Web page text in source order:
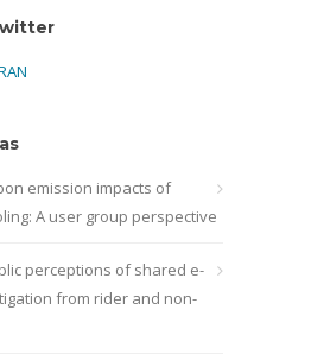
emission impacts of
A user group perspective
perceptions of shared e-
from rider and non-